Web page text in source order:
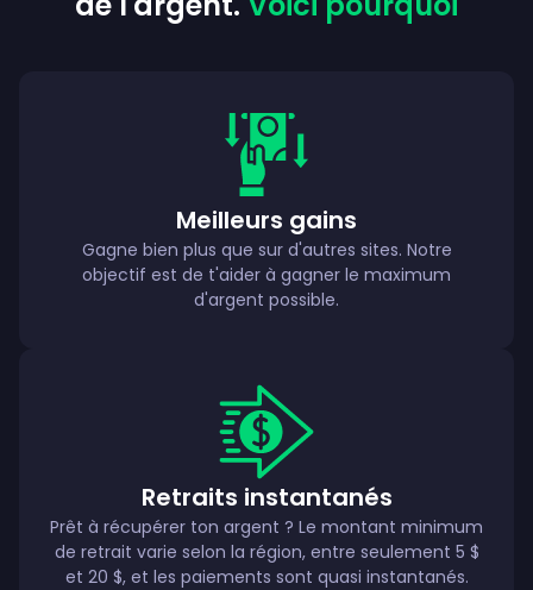
Meilleurs gains
Gagne bien plus que sur d'autres sites. Notre
objectif est de t'aider à gagner le maximum
d'argent possible.
Retraits instantanés
Prêt à récupérer ton argent ? Le montant minimum
de retrait varie selon la région, entre seulement 5 $
et 20 $, et les paiements sont quasi instantanés.